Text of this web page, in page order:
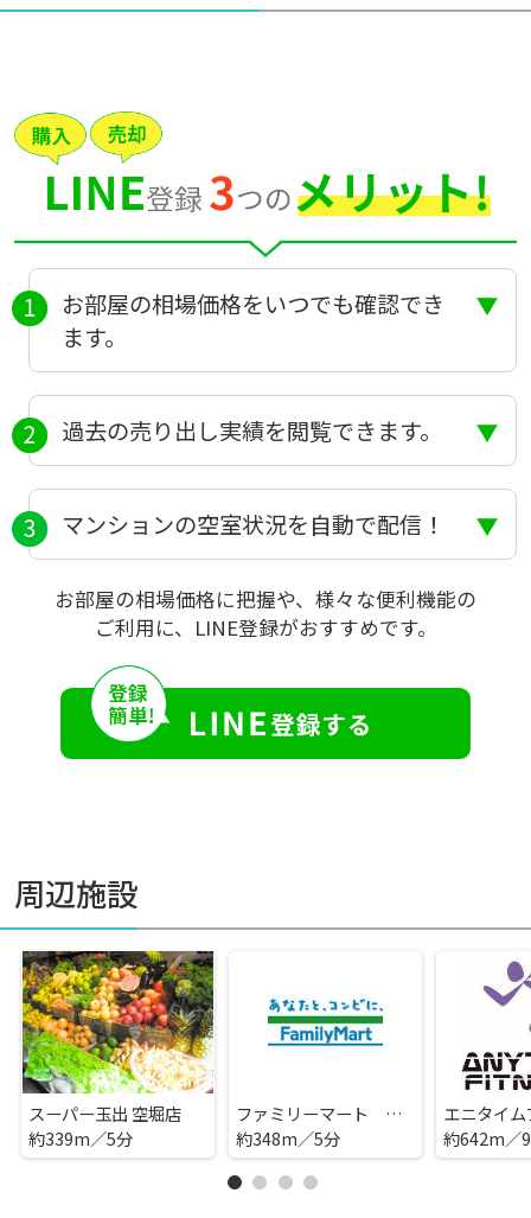
お部屋の相場価格をいつでも確認でき
ます。
過去の売り出し実績を閲覧できます。
マンションの空室状況を自動で配信！
お部屋の相場価格に把握や、様々な便利機能の
ご利用に、LINE登録がおすすめです。
周辺施設
スーパー玉出 空堀店
約339m／5分
ファミリーマート 上本町西一丁目店
約348m／5分
約642m／